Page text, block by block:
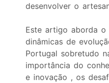
desenvolver o
Este artigo aborda o
dinâmicas de
Portugal sobretudo
importância do
e inovação , os